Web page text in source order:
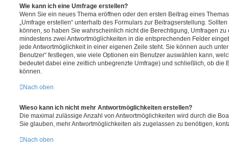
Wie kann ich eine Umfrage erstellen?
Wenn Sie ein neues Thema eröffnen oder den ersten Beitrag eines
„Umfrage erstellen“ unterhalb des Formulars zur Beitragserstellung.
können, so haben Sie wahrscheinlich nicht die Berechtigung, Umfragen
mindestens zwei Antwortmöglichkeiten in die entsprechenden Felder
jede Antwortmöglichkeit in einer eigenen Zeile steht. Sie können auch
Benutzer“ festlegen, wie viele Optionen ein Benutzer auswählen kann,
bedeutet dabei eine zeitlich unbegrenzte Umfrage) und schließlich, ob die
können.
Nach oben
Wieso kann ich nicht mehr Antwortmöglichkeiten erstellen?
Die maximal zulässige Anzahl von Antwortmöglichkeiten wird durch die
Sie glauben, mehr Antwortmöglichkeiten als zugelassen zu benötigen,
Nach oben